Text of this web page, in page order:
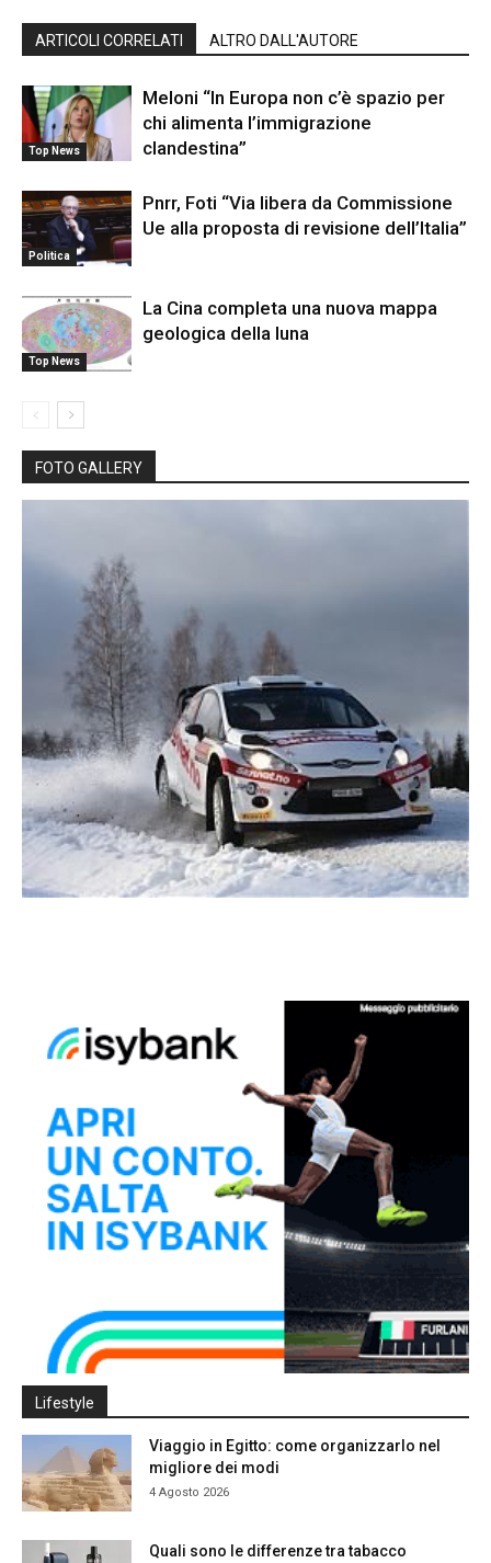
ARTICOLI CORRELATI ALTRO DALL'AUTORE
Top News
Meloni “In Europa non c’è spazio per
chi alimenta l’immigrazione
clandestina”
Politica
Pnrr, Foti “Via libera da Commissione
Ue alla proposta di revisione dell’Italia”
Top News
La Cina completa una nuova mappa
geologica della luna
FOTO GALLERY
Lifestyle
Viaggio in Egitto: come organizzarlo nel
migliore dei modi
4 Agosto 2026
Quali sono le differenze tra tabacco